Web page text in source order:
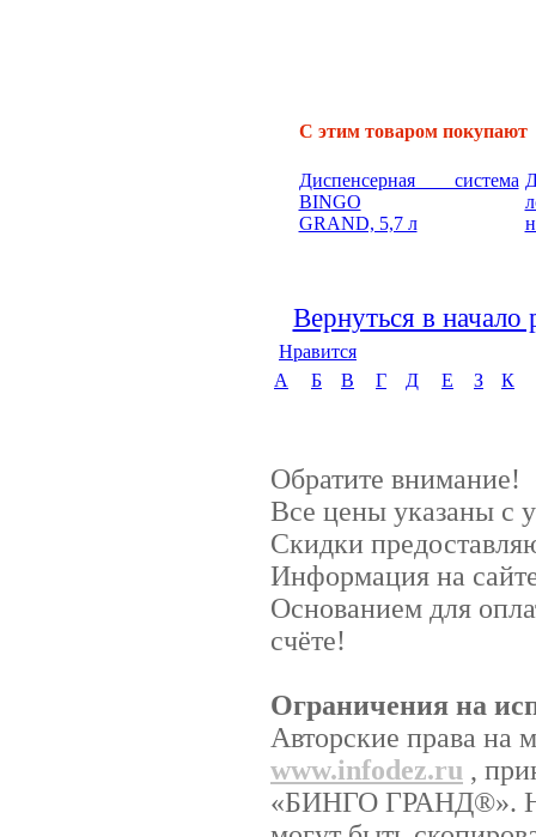
С этим товаром покупают
Диспенсерная система
BINGO
GRAND, 5,7 л
Вернуться в начало
Нравится
А
Б В Г Д Е З К
Обратите внимание!
Все цены указаны с
Скидки
Информация на
Основанием для
счёте!
Ограничения на
Авторские права на
www.infodez.ru ,
«БИНГО ГРАНД®».